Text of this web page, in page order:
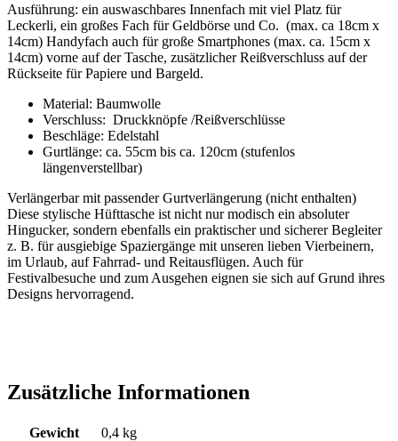
Ausführung: ein auswaschbares Innenfach mit viel Platz für
Leckerli, ein großes Fach für Geldbörse und Co. (max. ca 18cm x
14cm) Handyfach auch für große Smartphones (max. ca. 15cm x
14cm) vorne auf der Tasche, zusätzlicher Reißverschluss auf der
Rückseite für Papiere und Bargeld.
Material: Baumwolle
Verschluss: Druckknöpfe /Reißverschlüsse
Beschläge: Edelstahl
Gurtlänge: ca. 55cm bis ca. 120cm (stufenlos
längenverstellbar)
Verlängerbar mit passender Gurtverlängerung (nicht enthalten)
Diese stylische Hüfttasche ist nicht nur modisch ein absoluter
Hingucker, sondern ebenfalls ein praktischer und sicherer Begleiter
z. B. für ausgiebige Spaziergänge mit unseren lieben Vierbeinern,
im Urlaub, auf Fahrrad- und Reitausflügen. Auch für
Festivalbesuche und zum Ausgehen eignen sie sich auf Grund ihres
Designs hervorragend.
Zusätzliche Informationen
Gewicht
0,4 kg